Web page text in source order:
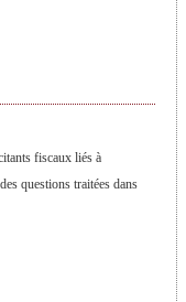
fiscaux liés à
questions traitées dans